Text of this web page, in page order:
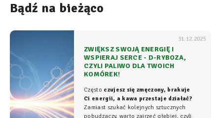
Bądź na bieżąco
31.12.2025
ZWIĘKSZ SWOJĄ ENERGIĘ I
WSPIERAJ SERCE - D-RYBOZA,
CZYLI PALIWO DLA TWOICH
KOMÓREK!
Często czujesz się zmęczony, brakuje
Ci energii, a kawa przestaje działać?
Zamiast szukać kolejnych sztucznych
pobudzaczy, warto zajrzeć głębiej, czyli